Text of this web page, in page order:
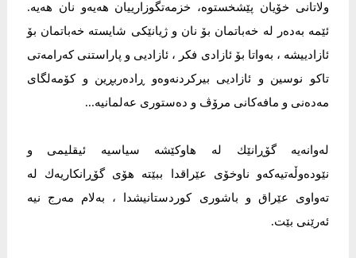
ولاتانی خۆیان پێشخستوە، خزمەتگوزارییان هەیەو نان هەیە.
ئێمە بەدەر لە خەباتمان بۆ نان و ژیانێكی شایستە خەباتمان بۆ
ئازادییشە ، بەواتا بۆ ئازادی فكر ، ئازادیی و پاراستنی كەرامەتی
تاكو نوسین و ئازادیی بیركردنەوەو ڕادەربڕین و كۆمەلگای
مەدەنی و مافەكانی مرۆڤ و دەستوری عەلمانیە...
لەوانەیە گۆڕانێك لە هاوكێشە سیاسیە ئیقلیمی و
نێودەوڵەتیەكەو ناوخۆی عێراقدا ببێتە هۆی گۆڕانكاریەك لە
تەواوی عێراق و باشوری كوردستانیشدا ، بەلام مەرج نیە
ئەرێنی بێت.